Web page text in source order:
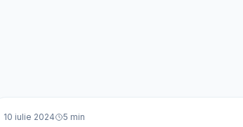
10 iulie 2024 5 min